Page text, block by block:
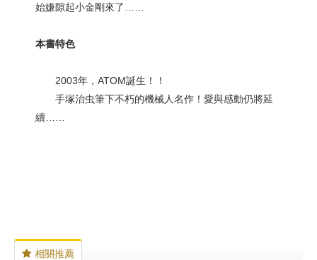
始嫌隙起小金剛來了……
本書特色
2003年，ATOM誕生！！
手塚治虫筆下不朽的機械人名作！愛與感動仍將延
續……
相關推薦